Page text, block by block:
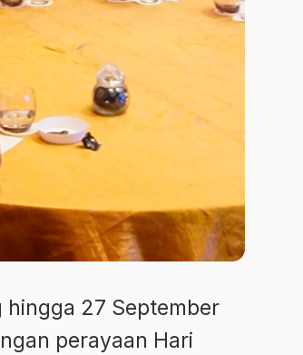
27 September
perayaan Hari